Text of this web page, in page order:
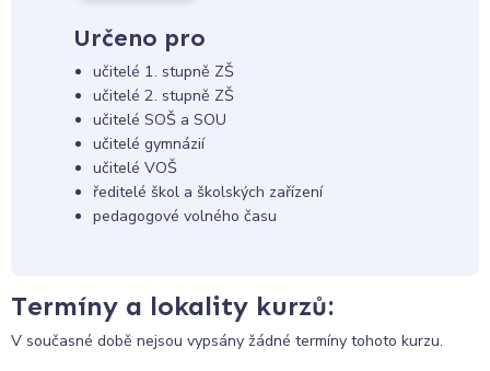
Určeno pro
učitelé 1. stupně ZŠ
učitelé 2. stupně ZŠ
učitelé SOŠ a SOU
učitelé gymnázií
učitelé VOŠ
ředitelé škol a školských zařízení
pedagogové volného času
Termíny a lokality kurzů:
V současné době nejsou vypsány žádné termíny tohoto kurzu.